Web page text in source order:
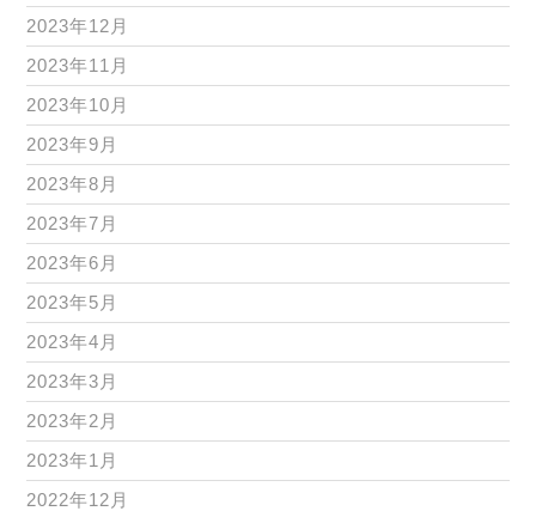
2023年12月
2023年11月
2023年10月
2023年9月
2023年8月
2023年7月
2023年6月
2023年5月
2023年4月
2023年3月
2023年2月
2023年1月
2022年12月